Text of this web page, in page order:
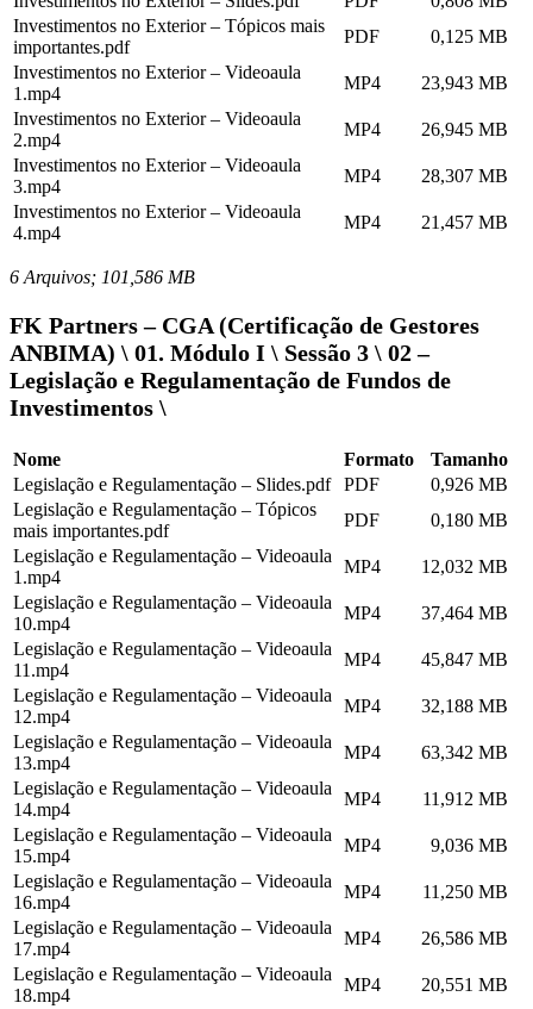
Investimentos no Exterior – Tópicos mais
importantes.pdf
PDF
0,125 MB
Investimentos no Exterior – Videoaula
1.mp4
MP4
23,943 MB
Investimentos no Exterior – Videoaula
2.mp4
MP4
26,945 MB
Investimentos no Exterior – Videoaula
3.mp4
MP4
28,307 MB
Investimentos no Exterior – Videoaula
4.mp4
MP4 21,457 MB
6 Arquivos; 101,586 MB
FK Partners – CGA (Certificação de Gestores
ANBIMA) \ 01. Módulo I \ Sessão 3 \ 02 –
Legislação e Regulamentação de Fundos de
Investimentos \
Nome Formato
Tamanho
Legislação e Regulamentação – Slides.pdf
PDF
0,926 MB
Legislação e Regulamentação – Tópicos
mais importantes.pdf
PDF
0,180 MB
Legislação e Regulamentação – Videoaula
1.mp4
MP4
12,032 MB
Legislação e Regulamentação – Videoaula
10.mp4
MP4
37,464 MB
Legislação e Regulamentação – Videoaula
11.mp4
MP4
45,847 MB
Legislação e Regulamentação – Videoaula
12.mp4
MP4
32,188 MB
Legislação e Regulamentação – Videoaula
13.mp4
MP4
63,342 MB
Legislação e Regulamentação – Videoaula
14.mp4
MP4
11,912 MB
Legislação e Regulamentação – Videoaula
15.mp4
MP4
9,036 MB
Legislação e Regulamentação – Videoaula
16.mp4
MP4
11,250 MB
Legislação e Regulamentação – Videoaula
17.mp4
MP4
26,586 MB
Legislação e Regulamentação – Videoaula
18.mp4
MP4
20,551 MB